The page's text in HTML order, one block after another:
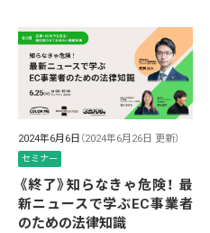
2024年6月6日 （2024年6月26日 更新）
セミナー
《終了》知らなきゃ危険！ 最
新ニュースで学ぶEC事業者
のための法律知識